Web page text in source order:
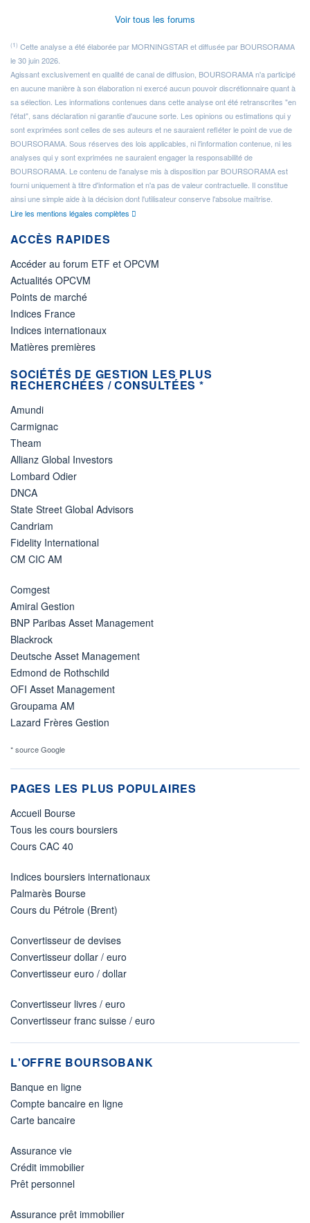
Voir tous les forums
(1) Cette analyse a été élaborée par MORNINGSTAR et diffusée par BOURSORAMA
le 30 juin 2026.
Agissant exclusivement en qualité de canal de diffusion, BOURSORAMA n'a participé
en aucune manière à son élaboration ni exercé aucun pouvoir discrétionnaire quant à
sa sélection. Les informations contenues dans cette analyse ont été retranscrites "en
l'état", sans déclaration ni garantie d'aucune sorte. Les opinions ou estimations qui y
sont exprimées sont celles de ses auteurs et ne sauraient refléter le point de vue de
BOURSORAMA. Sous réserves des lois applicables, ni l'information contenue, ni les
analyses qui y sont exprimées ne sauraient engager la responsabilité de
BOURSORAMA. Le contenu de l'analyse mis à disposition par BOURSORAMA est
fourni uniquement à titre d'information et n'a pas de valeur contractuelle. Il constitue
ainsi une simple aide à la décision dont l'utilisateur conserve l'absolue maîtrise.
Lire les mentions légales complètes
ACCÈS RAPIDES
Accéder au forum ETF et OPCVM
Actualités OPCVM
Points de marché
Indices France
Indices internationaux
Matières premières
SOCIÉTÉS DE GESTION LES PLUS
RECHERCHÉES / CONSULTÉES *
Amundi
Carmignac
Theam
Allianz Global Investors
Lombard Odier
DNCA
State Street Global Advisors
Candriam
Fidelity International
CM CIC AM
Comgest
Amiral Gestion
BNP Paribas Asset Management
Blackrock
Deutsche Asset Management
Edmond de Rothschild
OFI Asset Management
Groupama AM
Lazard Frères Gestion
* source Google
PAGES LES PLUS POPULAIRES
Accueil Bourse
Tous les cours boursiers
Cours CAC 40
Indices boursiers internationaux
Palmarès Bourse
Cours du Pétrole (Brent)
Convertisseur de devises
Convertisseur dollar / euro
Convertisseur euro / dollar
Convertisseur livres / euro
Convertisseur franc suisse / euro
L'OFFRE BOURSOBANK
Banque en ligne
Compte bancaire en ligne
Carte bancaire
Assurance vie
Crédit immobilier
Prêt personnel
Assurance prêt immobilier